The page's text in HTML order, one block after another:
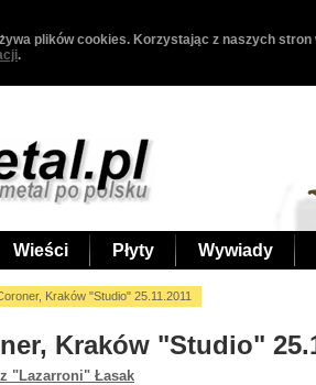
plików cookies. Korzystając z naszych
.
Wieści Płyty Wywiady
Kraków "Studio" 25.11.2011
Kraków "Studio"
"Lazarroni" Łasak